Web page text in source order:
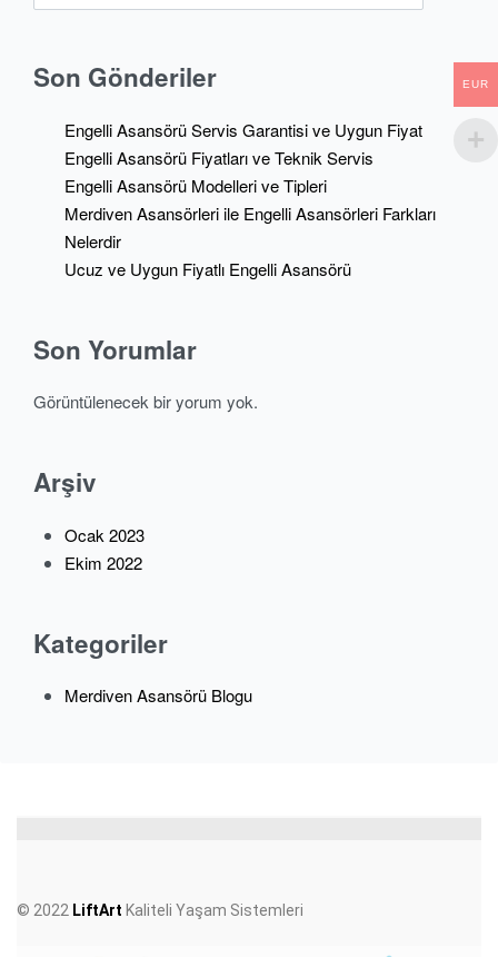
Son Gönderiler
Engelli Asansörü Servis Garantisi ve Uygun Fiyat
Engelli Asansörü Fiyatları ve Teknik Servis
Engelli Asansörü Modelleri ve Tipleri
Merdiven Asansörleri ile Engelli Asansörleri Farkları
Nelerdir
Ucuz ve Uygun Fiyatlı Engelli Asansörü
Son Yorumlar
Görüntülenecek bir yorum yok.
Arşiv
Ocak 2023
Ekim 2022
Kategoriler
Merdiven Asansörü Blogu
© 2022 LiftArt Kaliteli Yaşam Sistemleri
EUR